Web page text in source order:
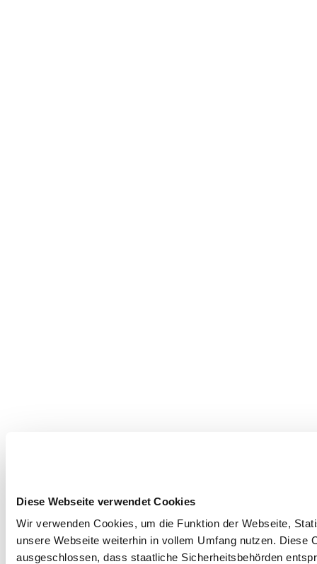
Diese Webseite verwendet Cookies
Wir verwenden Cookies, um die Funktion der Webseite,
unsere Webseite weiterhin in vollem Umfang nutzen.
ausgeschlossen, dass staatliche Sicherheitsbehörden